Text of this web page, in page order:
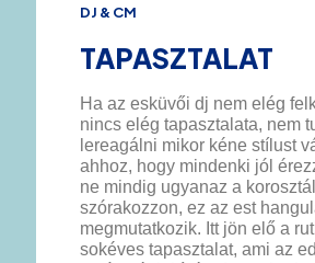
DJ & CM
TAPASZTALAT
Ha az esküvői dj nem elég
nincs elég tapasztalata, nem
lereagálni mikor kéne stílust
ahhoz, hogy mindenki jól
ne mindig ugyanaz a
szórakozzon, ez az est
megmutatkozik. Itt jön elő a
sokéves tapasztalat, ami az